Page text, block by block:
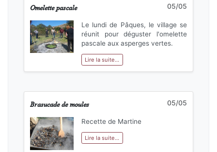
Omelette pascale 05/05
Le lundi de Pâques, le village se
réunit pour déguster l'omelette
pascale aux asperges vertes.
Lire la suite...
Brasucade de moules 05/05
Recette de Martine
Lire la suite...